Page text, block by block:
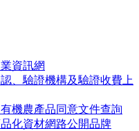
資訊網
、驗證機構及驗證收費上
機農產品同意文件查詢
化資材網路公開品牌